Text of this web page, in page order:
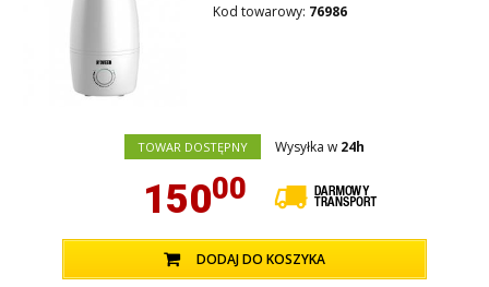
Kod towarowy: 76986
TOWAR DOSTĘPNY Wysyłka w 24h
15000
DODAJ DO KOSZYKA